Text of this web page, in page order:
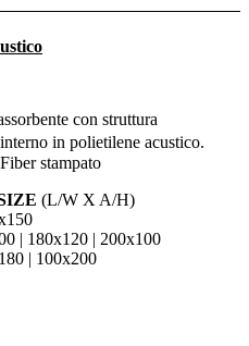
con struttura
in polietilene acustico.
stampato
(L/W X A/H)
| 180x120 | 200x100
| 100x200